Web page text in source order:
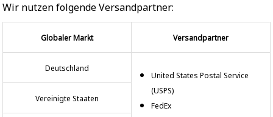
Wir nutzen folgende Versandpartner:
Globaler Markt Versandpartner
Deutschland
United States Postal Service
(USPS)
FedEx
Vereinigte Staaten